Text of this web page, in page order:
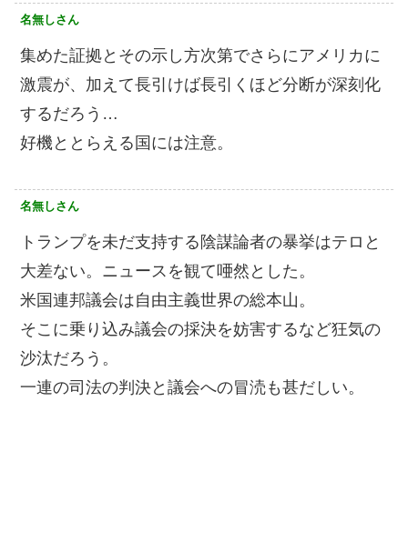
名無しさん
集めた証拠とその示し方次第でさらにアメリカに
激震が、加えて長引けば長引くほど分断が深刻化
するだろう…
好機ととらえる国には注意。
名無しさん
トランプを未だ支持する陰謀論者の暴挙はテロと
大差ない。ニュースを観て唖然とした。
米国連邦議会は自由主義世界の総本山。
そこに乗り込み議会の採決を妨害するなど狂気の
沙汰だろう。
一連の司法の判決と議会への冒涜も甚だしい。